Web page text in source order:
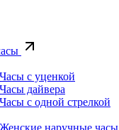
Часы с уценкой
Часы дайвера
Часы с одной стрелкой
Женские наручные часы